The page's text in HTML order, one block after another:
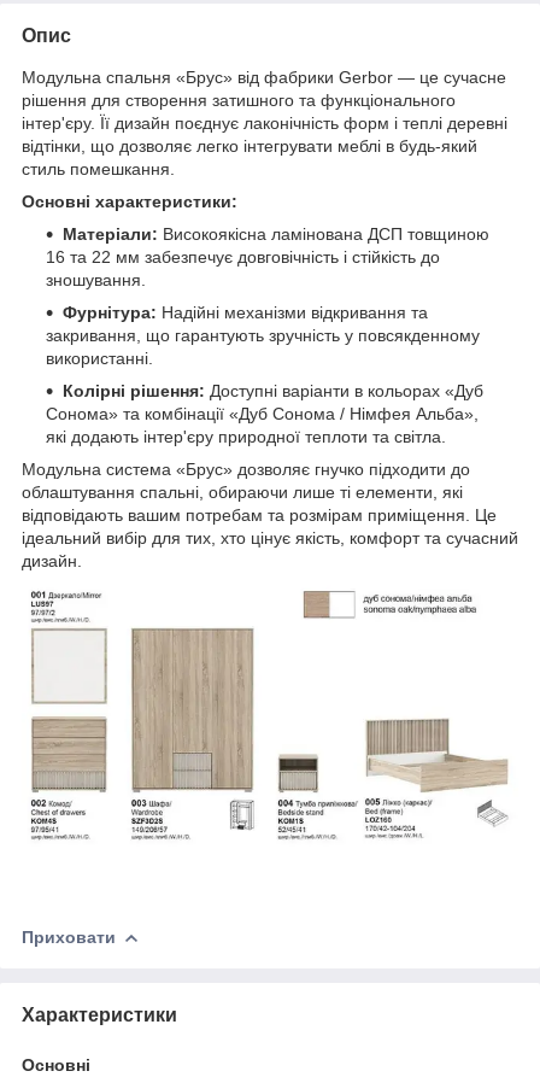
Опис
Модульна спальня «Брус» від фабрики Gerbor — це сучасне
рішення для створення затишного та функціонального
інтер'єру. Її дизайн поєднує лаконічність форм і теплі деревні
відтінки, що дозволяє легко інтегрувати меблі в будь-який
стиль помешкання.​
Основні характеристики:
Матеріали: Високоякісна ламінована ДСП товщиною
16 та 22 мм забезпечує довговічність і стійкість до
зношування.​
Фурнітура: Надійні механізми відкривання та
закривання, що гарантують зручність у повсякденному
використанні.​
Колірні рішення: Доступні варіанти в кольорах «Дуб
Сонома» та комбінації «Дуб Сонома / Німфея Альба»,
які додають інтер'єру природної теплоти та світла.​
Модульна система «Брус» дозволяє гнучко підходити до
облаштування спальні, обираючи лише ті елементи, які
відповідають вашим потребам та розмірам приміщення. Це
ідеальний вибір для тих, хто цінує якість, комфорт та сучасний
дизайн.​
Приховати
Характеристики
Основні